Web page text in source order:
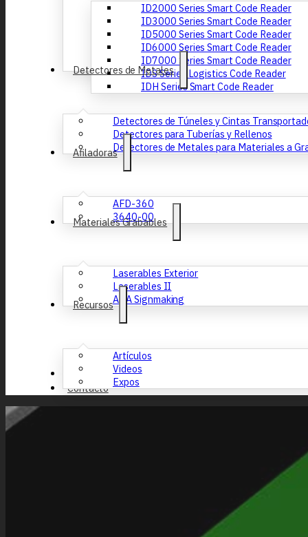
ID2000 Series Smart Code Reader
ID3000 Series Smart Code Reader
ID5000 Series Smart Code Reader
ID6000 Series Smart Code Reader
ID7000 Series Smart Code Reader
IDS Series Logistics Code Reader
IDH Series Smart Code Reader
Detectores de Metales
Detectores de Túneles y Cintas
Detectores para Tuberías y Rellenos
Detectores de Metales para Materiales a
Afiladoras
AFD-360
3640-00
Materiales Grabables
Laserables Exterior
Laserables II
ADA Signmaking
Recursos
Artículos
Videos
Expos
Nosotros
Contacto